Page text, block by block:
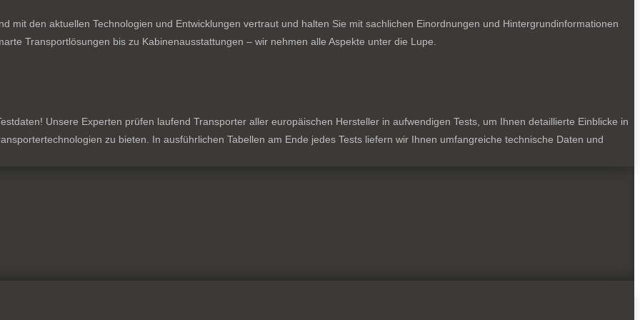
mit den aktuellen Technologien und Entwicklungen vertraut und halten Sie mit sachlichen Einordnungen und Hintergrundinformationen
Transportlösungen bis zu Kabinenausstattungen – wir nehmen alle Aspekte unter die Lupe.
Unsere Experten prüfen laufend Transporter aller europäischen Hersteller in aufwendigen Tests, um Ihnen detaillierte Einblicke in
zu bieten. In ausführlichen Tabellen am Ende jedes Tests liefern wir Ihnen umfangreiche technische Daten und